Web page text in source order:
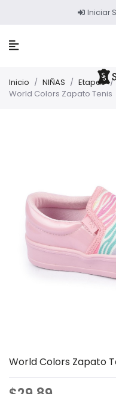
Iniciar
Inicio / NIÑAS / Etapas /
World Colors Zapato Tenis
World Colors Zapato